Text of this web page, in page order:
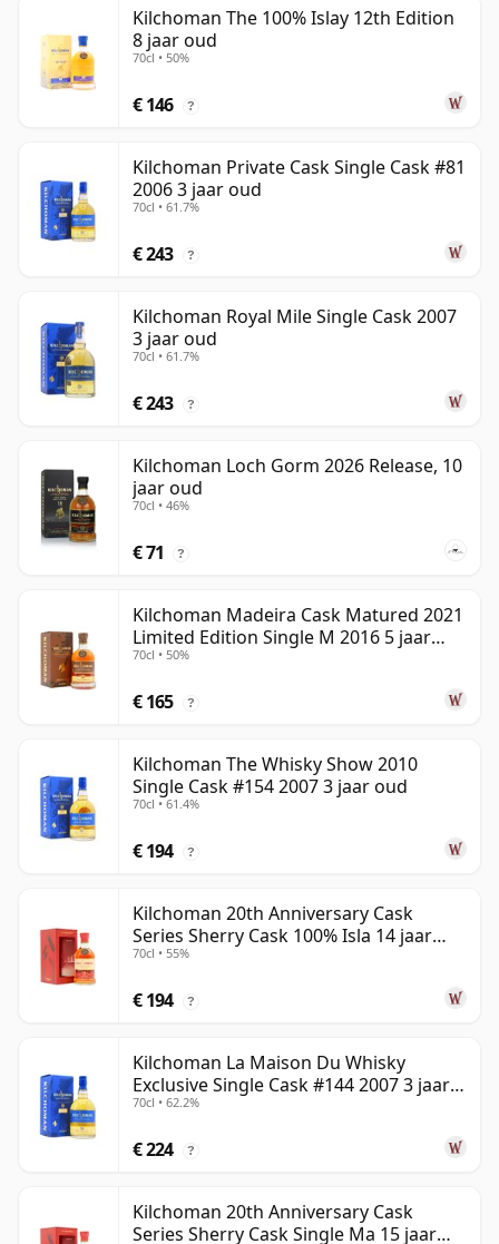
Kilchoman The 100% Islay 12th Edition
8 jaar oud
70cl • 50%
€ 146 ?
Kilchoman Private Cask Single Cask #81
2006 3 jaar oud
70cl • 61.7%
€ 243 ?
Kilchoman Royal Mile Single Cask 2007
3 jaar oud
70cl • 61.7%
€ 243 ?
Kilchoman Loch Gorm 2026 Release, 10
jaar oud
70cl • 46%
€ 71 ?
Kilchoman Madeira Cask Matured 2021
Limited Edition Single M 2016 5 jaar
oud
70cl • 50%
€ 165 ?
Kilchoman The Whisky Show 2010
Single Cask #154 2007 3 jaar oud
70cl • 61.4%
€ 194 ?
Kilchoman 20th Anniversary Cask
Series Sherry Cask 100% Isla 14 jaar
oud
70cl • 55%
€ 194 ?
Kilchoman La Maison Du Whisky
Exclusive Single Cask #144 2007 3 jaar
oud
70cl • 62.2%
€ 224 ?
Kilchoman 20th Anniversary Cask
Series Sherry Cask Single Ma 15 jaar